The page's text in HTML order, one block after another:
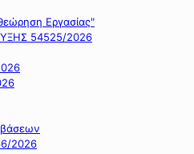
Εργασίας"
54525/2026
2026